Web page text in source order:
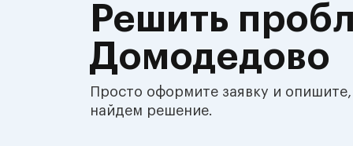
Решить
Домодедово
Просто оформите заявку и
найдем решение.